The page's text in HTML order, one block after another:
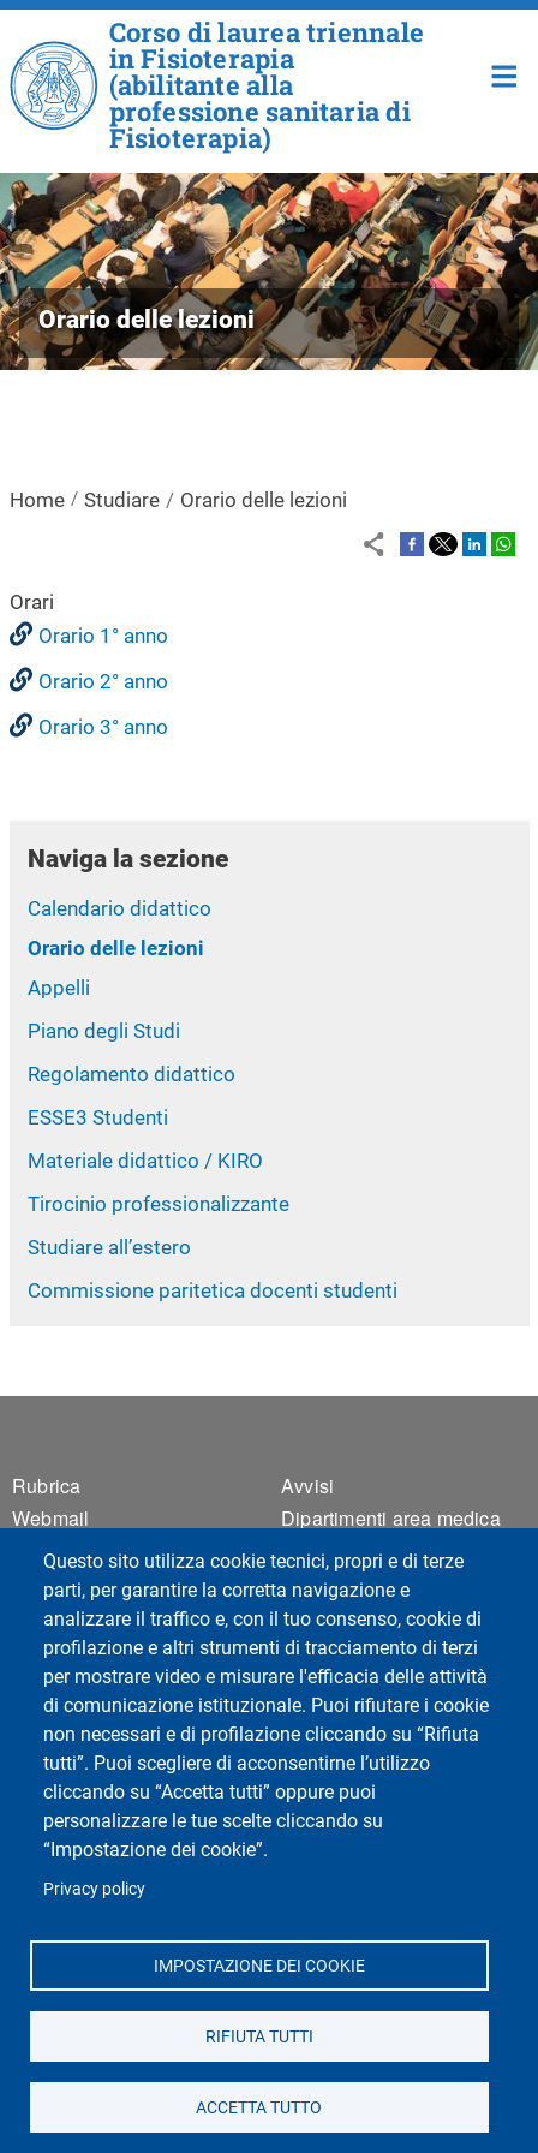
Salta al contenuto principale
Questo sito utilizza cookie tecnici, propri e di terze
parti, per garantire la corretta navigazione e
analizzare il traffico e, con il tuo consenso, cookie di
profilazione e altri strumenti di tracciamento di terzi
per mostrare video e misurare l'efficacia delle attività
di comunicazione istituzionale. Puoi rifiutare i cookie
non necessari e di profilazione cliccando su “Rifiuta
tutti”. Puoi scegliere di acconsentirne l’utilizzo
cliccando su “Accetta tutti” oppure puoi
personalizzare le tue scelte cliccando su
“Impostazione dei cookie”.
Privacy policy
IMPOSTAZIONE DEI COOKIE
RIFIUTA TUTTI
ACCETTA TUTTO
Corso di laurea triennale
in Fisioterapia
(abilitante alla
professione sanitaria di
Fisioterapia)
Orario delle lezioni
Home Studiare Orario delle lezioni
Orari
Orario 1° anno
Orario 2° anno
Orario 3° anno
Naviga la sezione
Calendario didattico
Orario delle lezioni
Appelli
Piano degli Studi
Regolamento didattico
ESSE3 Studenti
Materiale didattico / KIRO
Tirocinio professionalizzante
Studiare all’estero
Commissione paritetica docenti studenti
Footer 1
Rubrica
Webmail
ESSE3 Studenti
ESSE3 Docenti
Privacy
Accessibilità
Mappa del sito
Cookie settings
Footer 2
Avvisi
Dipartimenti area medica
Facoltà di Medicina e
Chirurgia
Dipartimento di Scienze Clinico-Chirurgiche,
Diagnostiche e Pediatriche
Università degli Studi di Pavia
Campus della Salute, presso Policlinico San Matteo
Viale Golgi 19, 27100 Pavia - Italy